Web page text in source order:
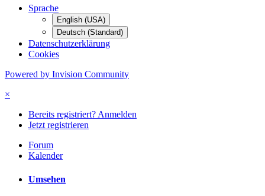
Sprache
English (USA)
Deutsch (Standard)
Datenschutzerklärung
Cookies
Powered by Invision Community
×
Bereits registriert? Anmelden
Jetzt registrieren
Forum
Kalender
Umsehen